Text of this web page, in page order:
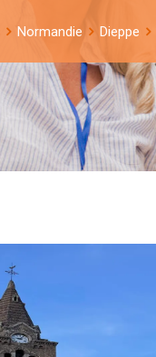
Normandie Dieppe